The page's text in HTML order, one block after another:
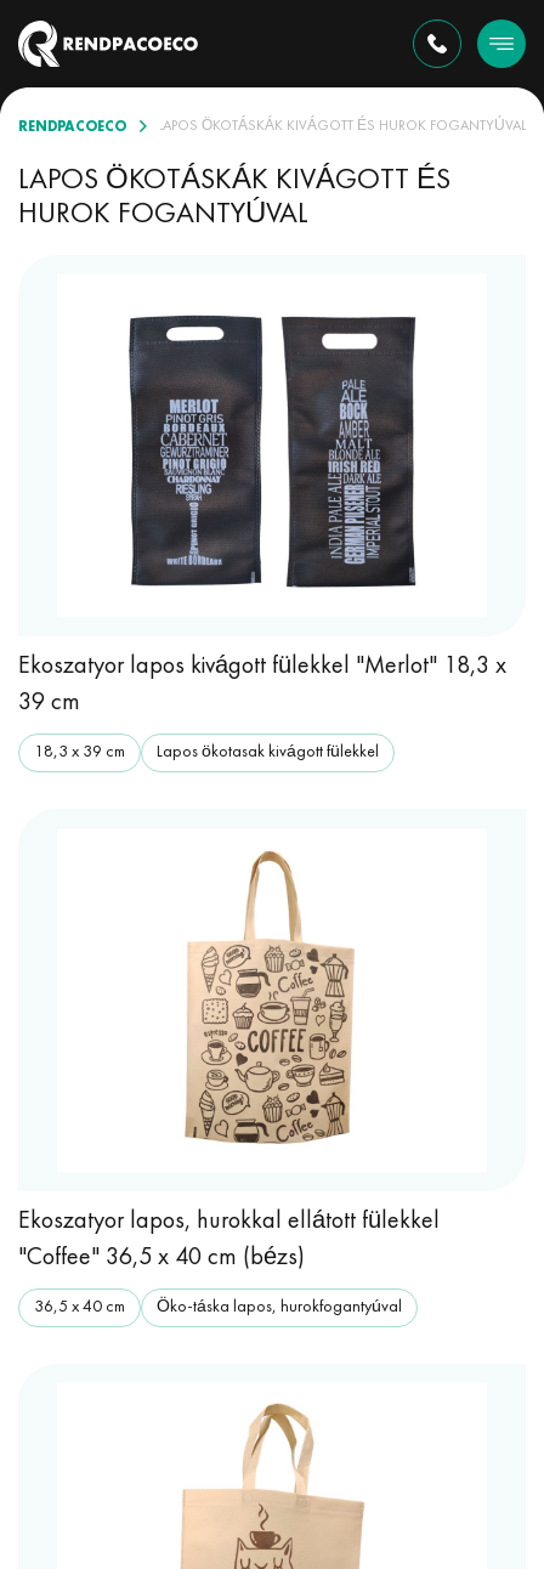
RENDPACOECO
VÁLASZTÉKBAN LAPOS ÖKOTÁSKÁK KIVÁGOTT ÉS HUROK FOGANTYÚVAL
LAPOS ÖKOTÁSKÁK KIVÁGOTT ÉS
HUROK FOGANTYÚVAL
Ekoszatyor lapos kivágott fülekkel "Merlot" 18,3 x
39 cm
18,3 x 39 cm Lapos ökotasak kivágott fülekkel
Ekoszatyor lapos, hurokkal ellátott fülekkel
"Coffee" 36,5 x 40 cm (bézs)
36,5 x 40 cm Öko-táska lapos, hurokfogantyúval